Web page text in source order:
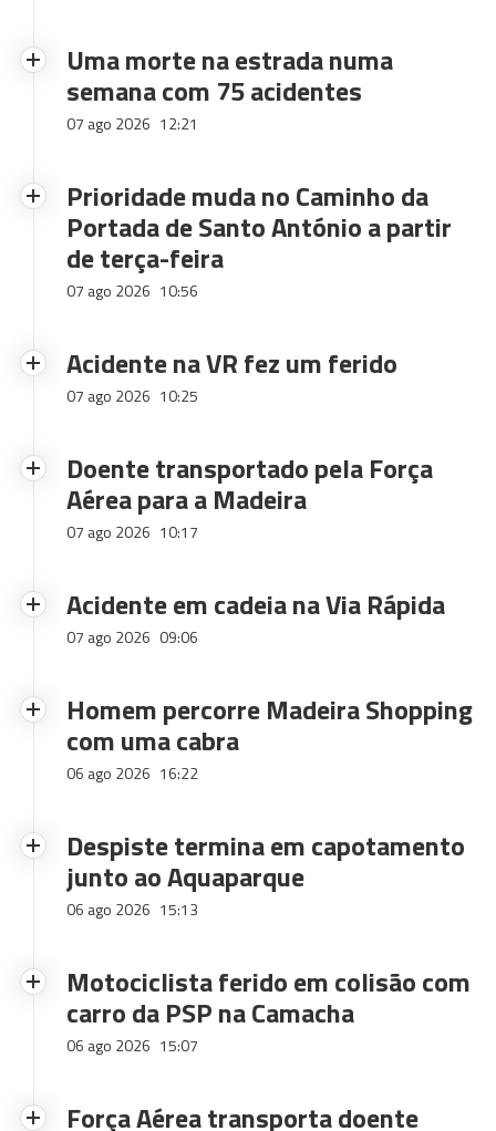
Uma morte na estrada numa
semana com 75 acidentes
07 ago 2026 12:21
Prioridade muda no Caminho da
Portada de Santo António a partir
de terça-feira
07 ago 2026 10:56
Acidente na VR fez um ferido
07 ago 2026 10:25
Doente transportado pela Força
Aérea para a Madeira
07 ago 2026 10:17
Acidente em cadeia na Via Rápida
07 ago 2026 09:06
Homem percorre Madeira Shopping
com uma cabra
06 ago 2026 16:22
Despiste termina em capotamento
junto ao Aquaparque
06 ago 2026 15:13
Motociclista ferido em colisão com
carro da PSP na Camacha
06 ago 2026 15:07
Força Aérea transporta doente